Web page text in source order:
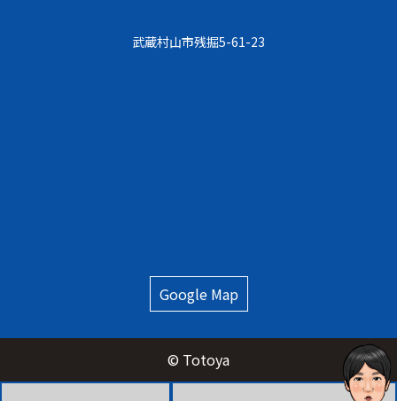
武蔵村⼭市残掘5-61-23
Google Map
© Totoya